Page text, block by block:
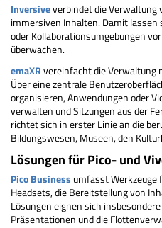
Inversiveverbindet die Verwaltung
immersiven Inhalten. Damit
oder Kollaborationsumgebungen
überwachen.
emaXRvereinfacht die Verwaltung
Über eine zentrale
organisieren, Anwendungen oder
verwalten und Sitzungen aus der
richtet sich in erster Linie an die
Bildungswesen, Museen, den
Lösungen für Pico- und
Pico Business umfasst Werkzeuge
Headsets, die Bereitstellung von
Lösungen eignen sich
Präsentationen und die